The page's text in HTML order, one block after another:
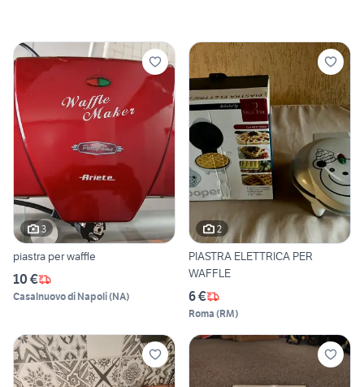
3
piastra per waffle
10 €
Casalnuovo di Napoli(NA)
2
PIASTRA ELETTRICA PER
WAFFLE
6 €
Roma (RM)